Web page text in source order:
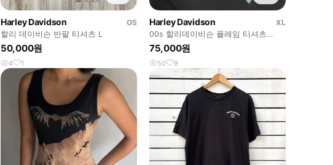
Harley Davidson
OS
할리 데이비슨 반팔 티셔츠 L
50,000원
4 1
Harley Davidson
XL
00s 할리데이비슨 플레임 티셔츠
(105)
75,000원
50 9